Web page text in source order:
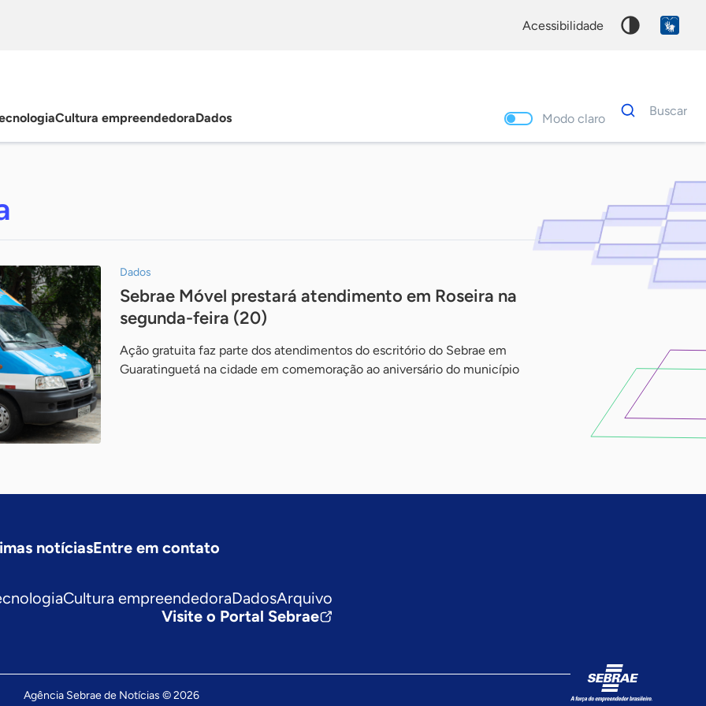
acessibilidade
Cultura empreendedoraDados Modo claro
Dados
para
Buscar
Dados
Sebrae Móvel prestará atendimento em Roseira na
segunda-feira (20)
Ação gratuita faz parte dos atendimentos do escritório do Sebrae em
Guaratinguetá na cidade em comemoração ao aniversário do município
notíciasEntre em contato
Cultura empreendedoraDadosArquivo
Visite o Portal Sebrae
Agência Sebrae de Notícias © 2026